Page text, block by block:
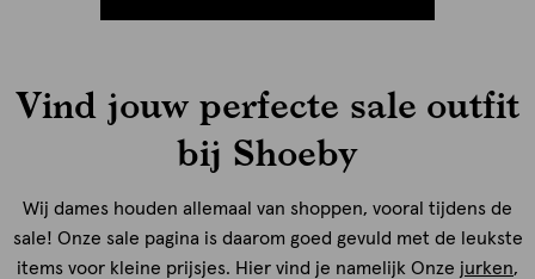
Vind jouw perfecte sale outfit
bij Shoeby
Wij dames houden allemaal van shoppen, vooral tijdens de
sale! Onze sale pagina is daarom goed gevuld met de leukste
items voor kleine prijsjes. Hier vind je namelijk Onze jurken,